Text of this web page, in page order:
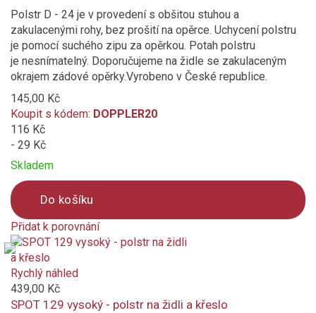
Polstr D - 24 je v provedení s obšitou stuhou a
zakulacenými rohy, bez prošití na opěrce. Uchycení polstru
je pomocí suchého zipu za opěrkou. Potah polstru
je nesnímatelný. Doporučujeme na židle se zakulaceným
okrajem zádové opěrky.Vyrobeno v České republice.
145,00 Kč
Koupit s kódem: DOPPLER20
116 Kč
- 29 Kč
Skladem
Do košíku
Přidat k porovnání
Product
is
added
to
compare
Rychlý náhled
439,00 Kč
SPOT 129 vysoký - polstr na židli a křeslo